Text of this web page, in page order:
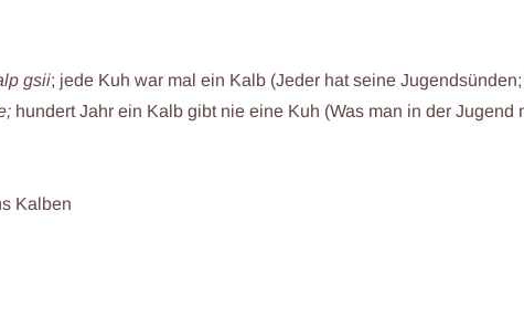
gsii; jede Kuh war mal ein Kalb (Jeder hat seine
hundert Jahr ein Kalb gibt nie eine Kuh (Was man in der Jugend
Kalben